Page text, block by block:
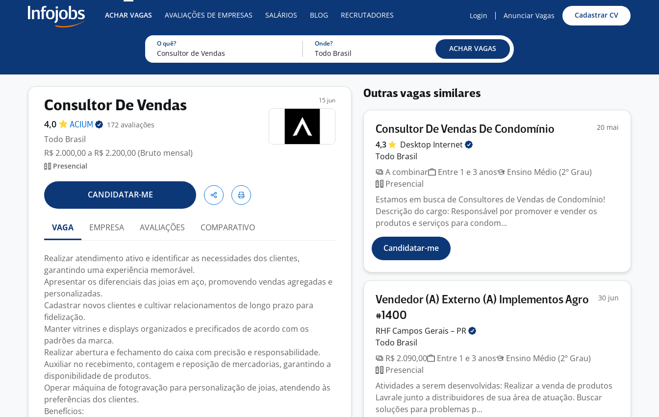
ACHAR VAGAS AVALIAÇÕES DE EMPRESAS SALÁRIOS BLOG RECRUTADORES Login Anunciar Vagas Cadastrar CV
O quê? Onde?
ACHAR VAGAS
Consultor De Vendas
4,0 ACIUM 172 avaliações
Todo Brasil
R$ 2.000,00 a R$ 2.200,00 (Bruto mensal)
Presencial
15 jun
CANDIDATAR-ME
VAGA EMPRESA AVALIAÇÕES COMPARATIVO
Realizar atendimento ativo e identificar as necessidades dos clientes,
garantindo uma experiência memorável.
Apresentar os diferenciais das joias em aço, promovendo vendas agregadas e
personalizadas.
Cadastrar novos clientes e cultivar relacionamentos de longo prazo para
fidelização.
Manter vitrines e displays organizados e precificados de acordo com os
padrões da marca.
Realizar abertura e fechamento do caixa com precisão e responsabilidade.
Auxiliar no recebimento, contagem e reposição de mercadorias, garantindo a
disponibilidade de produtos.
Operar máquina de fotogravação para personalização de joias, atendendo às
preferências dos clientes.
Benefícios:
Outras vagas similares
Consultor De Vendas De Condomínio 20 mai
4,3 Desktop Internet
Todo Brasil
A combinar
Entre 1 e 3 anos
Ensino Médio (2º Grau)
Presencial
Estamos em busca de Consultores de Vendas de Condomínio!
Descrição do cargo: Responsável por promover e vender os
produtos e serviços para condom...
Candidatar-me
Vendedor (A) Externo (A) Implementos Agro
#1400
30 jun
RHF Campos Gerais – PR
Todo Brasil
R$ 2.090,00
Entre 1 e 3 anos
Ensino Médio (2º Grau)
Presencial
Atividades a serem desenvolvidas: Realizar a venda de produtos
Lavrale junto a distribuidores de sua área de atuação. Buscar
soluções para problemas p...